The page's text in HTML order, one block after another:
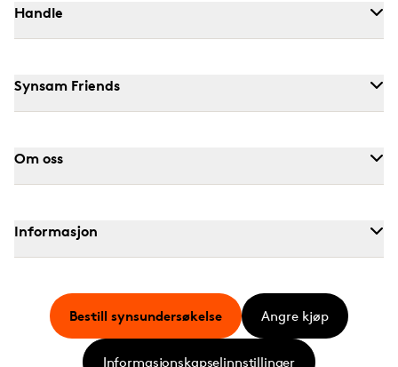
Handle
Synsam Friends
Om oss
Informasjon
Bestill synsundersøkelse Angre kjøp
Informasjonskapselinnstillinger